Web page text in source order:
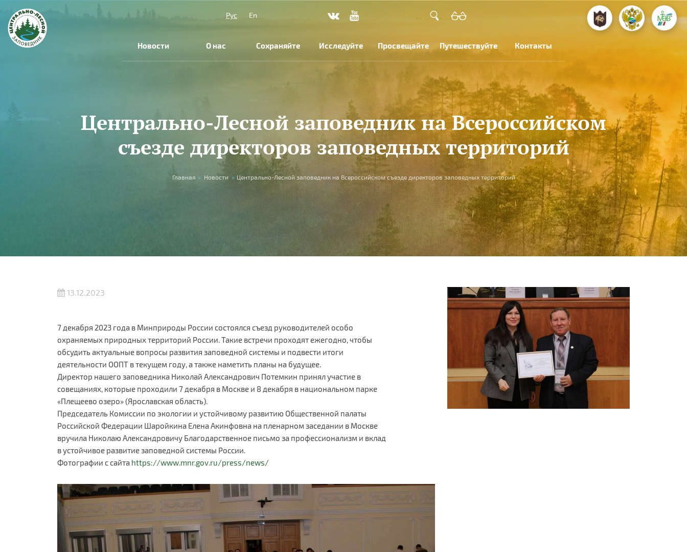
Перейти к основному содержанию
Рус
En
Новости О нас Сохраняйте Исследуйте Просвещайте Путешествуйте Контакты
Центрально-Лесной заповедник на Всероссийском
съезде директоров заповедных территорий
Главная » Новости » Центрально-Лесной заповедник на Всероссийском съезде директоров заповедных территорий
13.12.2023
7 декабря 2023 года в Минприроды России состоялся съезд руководителей особо
охраняемых природных территорий России. Такие встречи проходят ежегодно, чтобы
обсудить актуальные вопросы развития заповедной системы и подвести итоги
деятельности ООПТ в текущем году, а также наметить планы на будущее.
Директор нашего заповедника Николай Александрович Потемкин принял участие в
совещаниях, которые проходили 7 декабря в Москве и 8 декабря в национальном парке
«Плещеево озеро» (Ярославская область).
Председатель Комиссии по экологии и устойчивому развитию Общественной палаты
Российской Федерации Шаройкина Елена Акинфовна на пленарном заседании в Москве
вручила Николаю Александровичу Благодарственное письмо за профессионализм и вклад
в устойчивое развитие заповедной системы России.
Фотографии с сайта https://www.mnr.gov.ru/press/news/